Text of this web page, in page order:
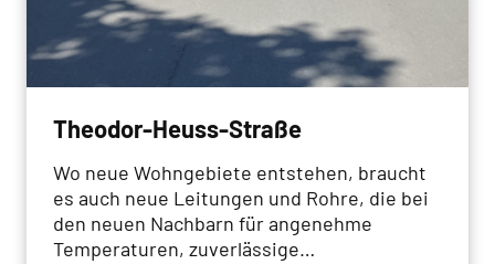
Theodor-Heuss-Straße
Wo neue Wohngebiete entstehen, braucht
es auch neue Leitungen und Rohre, die bei
den neuen Nachbarn für angenehme
Temperaturen, zuverlässige